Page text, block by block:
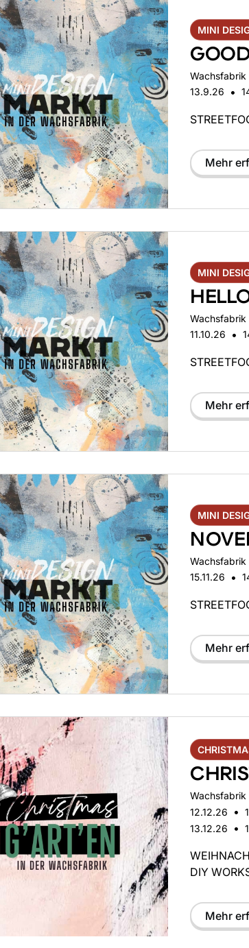
MINI
Wachsfabrik
13.9.26
•
Mehr
MINI
Wachsfabrik
11.10.26
•
Mehr
MINI
Wachsfabrik
15.11.26
•
Mehr
Wachsfabrik
12.12.26
•
13.12.26
•
DIY
Mehr